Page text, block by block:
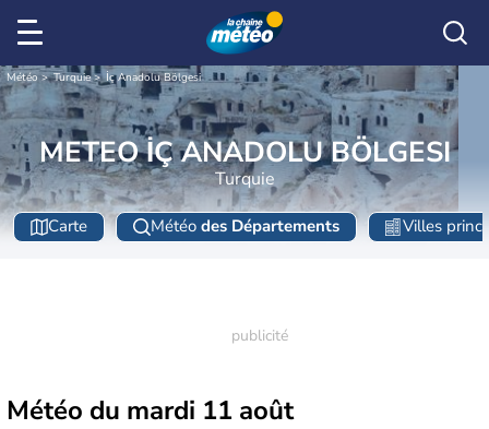
Météo Turquie İç Anadolu Bölgesi
METEO İÇ ANADOLU BÖLGESI
Turquie
Carte Météo des Départements Villes
Météo du mardi 11 août